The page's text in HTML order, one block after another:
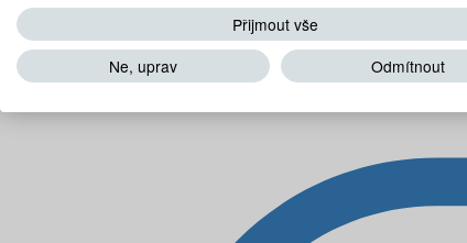
Přijmout vše
Ne, uprav
Odmítnout